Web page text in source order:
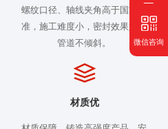
螺纹口径、轴线夹角高于国家标
准，施工难度小，密封效果好，
管道不倾斜。
材质优
微信咨询